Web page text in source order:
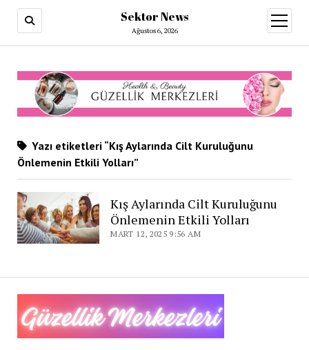
Sektor News
Ağustos 6, 2026
aç
Yazı etiketleri “Kış Aylarında Cilt Kuruluğunu
Önlemenin Etkili Yolları”
Kış Aylarında Cilt Kuruluğunu
Önlemenin Etkili Yolları
MART 12, 2025 9:56 AM